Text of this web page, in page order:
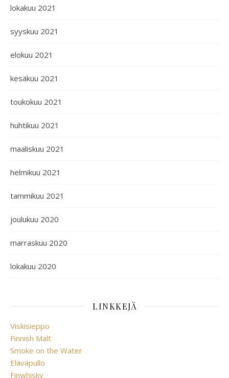
lokakuu 2021
syyskuu 2021
elokuu 2021
kesäkuu 2021
toukokuu 2021
huhtikuu 2021
maaliskuu 2021
helmikuu 2021
tammikuu 2021
joulukuu 2020
marraskuu 2020
lokakuu 2020
LINKKEJÄ
Viskisieppo
Finnish Malt
Smoke on the Water
Eläväpullo
Finwhisky